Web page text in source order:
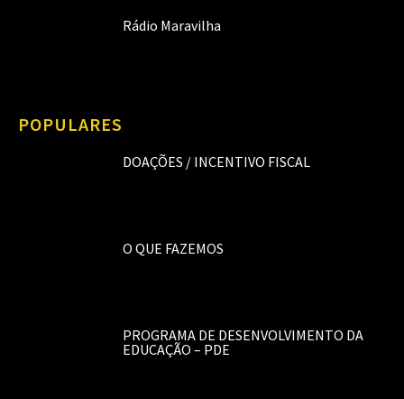
Rádio Maravilha
POPULARES
DOAÇÕES / INCENTIVO FISCAL
O QUE FAZEMOS
PROGRAMA DE DESENVOLVIMENTO DA
EDUCAÇÃO – PDE